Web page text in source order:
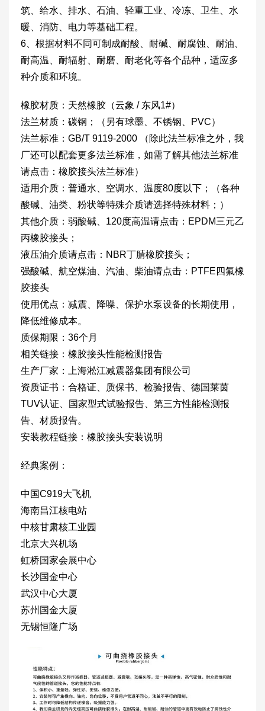
筑、给水、排水、石油、轻重工业、冷冻、卫生、水
暖、消防、电力等基础工程。
6、根据材料不同可制成耐酸、耐碱、耐腐蚀、耐油、
耐高温、耐辐射、耐磨、耐老化等各个品种，适应多
种介质和环境。
橡胶材质：天然橡胶（云象 / 东风1#）
法兰材质：碳钢；（另有球墨、不锈钢、PVC）
法兰标准：GB/T 9119-2000 （除此法兰标准之外，我
厂还可以配套更多法兰标准，如需了解其他法兰标准
请点击：橡胶接头法兰标准）
适用介质：普通水、空调水、温度80度以下；（各种
酸碱、油类、粉状等特殊介质请选择特殊材料；）
其他介质：弱酸碱、120度高温请点击：EPDM三元乙
丙橡胶接头；
液压油介质请点击：NBR丁腈橡胶接头；
强酸碱、航空煤油、汽油、柴油请点击：PTFE四氟橡
胶接头
使用优点：减震、降噪、保护水泵设备的长期使用，
降低维修成本。
质保期限：36个月
相关链接：橡胶接头性能检测报告
生产厂家：上海淞江减震器集团有限公司
资质证书：合格证、质保书、检验报告、德国莱茵
TUV认证、国家型式试验报告、第三方性能检测报
告、材质报告。
安装教程链接：橡胶接头安装说明
经典案例：
中国C919大飞机
海南昌江核电站
中核甘肃核工业园
北京大兴机场
虹桥国家会展中心
长沙国金中心
武汉中心大厦
苏州国金大厦
无锡恒隆广场